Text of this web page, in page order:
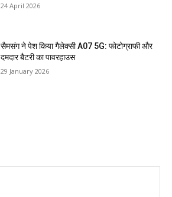
24 April 2026
सैमसंग ने पेश किया गैलेक्सी A07 5G: फोटोग्राफी और
दमदार बैटरी का पावरहाउस
29 January 2026